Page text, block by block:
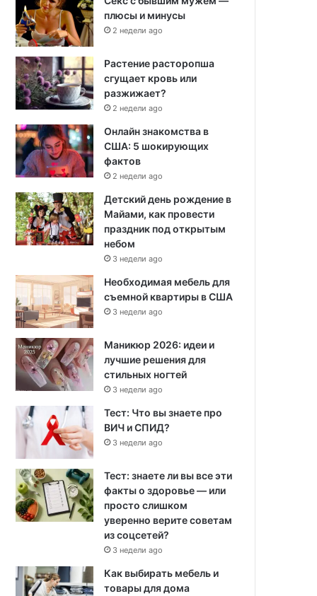
плюсы и минусы
2 недели ago
Растение расторопша
сгущает кровь или
разжижает?
2 недели ago
Онлайн знакомства в
США: 5 шокирующих
фактов
2 недели ago
Детский день рождение в
Майами, как провести
праздник под открытым
небом
3 недели ago
Необходимая мебель для
съемной квартиры в США
3 недели ago
Маникюр 2026: идеи и
лучшие решения для
стильных ногтей
3 недели ago
Тест: Что вы знаете про
ВИЧ и СПИД?
3 недели ago
Тест: знаете ли вы все эти
факты о здоровье — или
просто слишком
уверенно верите советам
из соцсетей?
3 недели ago
Как выбирать мебель и
товары для дома